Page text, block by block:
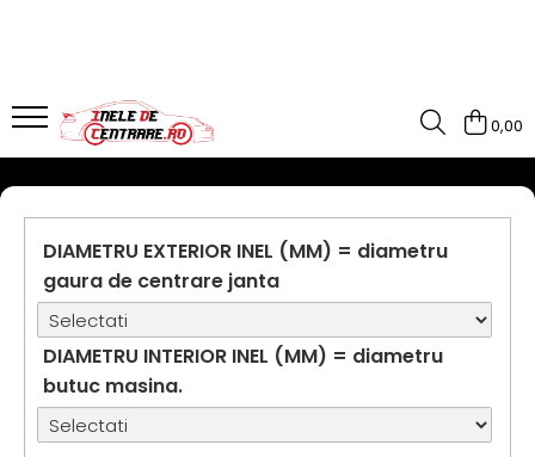
0,00
DIAMETRU EXTERIOR INEL (MM) = diametru
gaura de centrare janta
DIAMETRU INTERIOR INEL (MM) = diametru
butuc masina.